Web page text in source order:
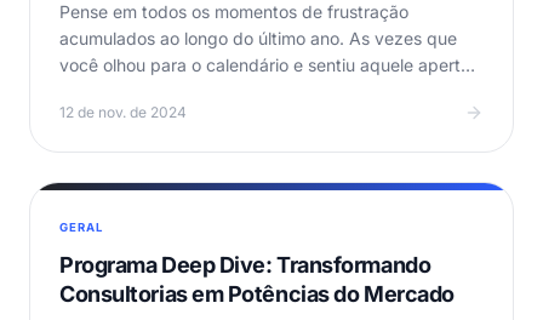
Pense em todos os momentos de frustração
acumulados ao longo do último ano. As vezes que
você olhou para o calendário e sentiu aquele aperto
12 de nov. de 2024
GERAL
Programa Deep Dive: Transformando
Consultorias em Potências do Mercado